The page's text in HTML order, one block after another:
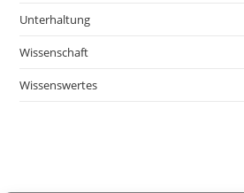
Unterhaltung
Wissenschaft
Wissenswertes